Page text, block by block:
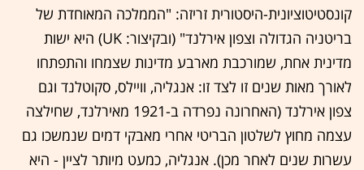
קונסטיטוציונית-היסטורית זריזה: "הממלכה המאוחדת של
בריטניה הגדולה וצפון אירלנד" (ובקיצור: UK) היא ישות
מדינית אחת, שמורכבת מארבע מדינות שצמחו והתפתחו
לאורך מאות שנים זו לצד זו: אנגליה, וויילס, סקוטלנד וגם
צפון אירלנד (האחרונה נפרדה ב-1921 מאירלנד, שחילצה
עצמה מחוץ לשלטון הבריטי אחרי מאבקי דמים שנמשכו גם
עשרות שנים לאחר מכן). אנגליה, כמעט מיותר לציין - היא